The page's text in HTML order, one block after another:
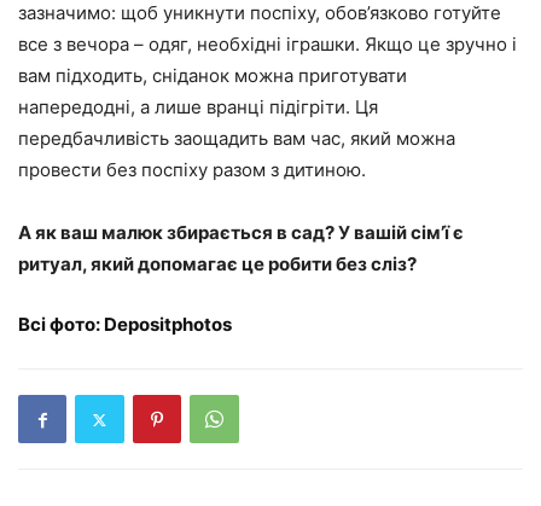
зазначимо: щоб уникнути поспіху, обов’язково готуйте
все з вечора – одяг, необхідні іграшки. Якщо це зручно і
вам підходить, сніданок можна приготувати
напередодні, а лише вранці підігріти. Ця
передбачливість заощадить вам час, який можна
провести без поспіху разом з дитиною.
А як ваш малюк збирається в сад? У вашій сім’ї є
ритуал, який допомагає це робити без сліз?
Всі фото: Depositphotos